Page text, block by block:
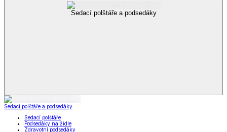
Sedací polštáře a podsedáky
Sedací polštáře a podsedáky
Sedací polštáře
Podsedáky na židle
Zdravotní podsedáky